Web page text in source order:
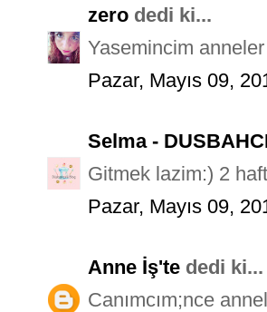
zero dedi ki...
Yasemincim
Pazar, Mayıs 09,
Selma -
Gitmek lazim:) 2
Pazar, Mayıs 09,
Anne İş'te dedi ki...
Canımcım;nce